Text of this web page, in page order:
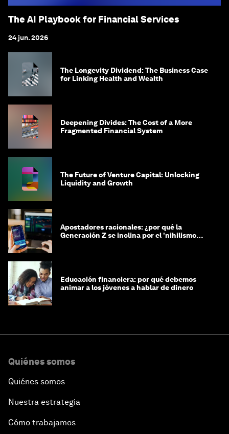
The AI Playbook for Financial Services
24 jun. 2026
The Longevity Dividend: The Business Case
for Linking Health and Wealth
Deepening Divides: The Cost of a More
Fragmented Financial System
The Future of Venture Capital: Unlocking
Liquidity and Growth
Apostadores racionales: ¿por qué la
Generación Z se inclina por el 'nihilismo
Educación financiera: por qué debemos
animar a los jóvenes a hablar de dinero
Quiénes somos
Quiénes somos
Nuestra estrategia
Cómo trabajamos